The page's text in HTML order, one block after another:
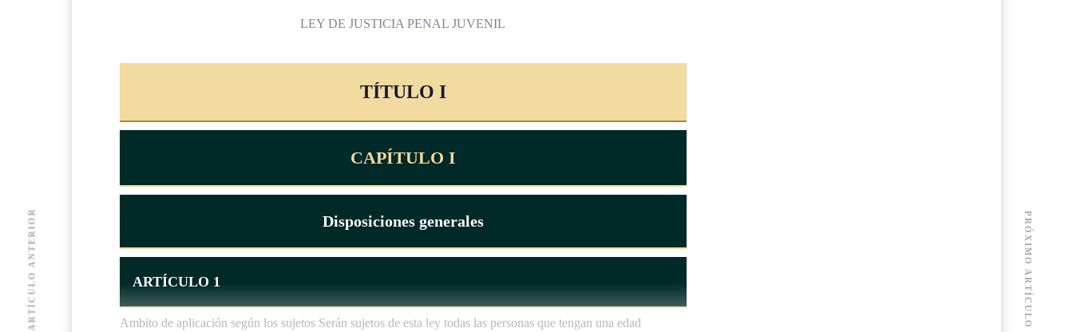
LEY DE JUSTICIA PENAL JUVENIL
TÍTULO I
CAPÍTULO I
Disposiciones generales
ARTÍCULO 1
Ambito de aplicación según los sujetos Serán sujetos de esta ley todas las personas que tengan una edad
ARTÍCULO ANTERIOR PRÓXIMO ARTÍCULO